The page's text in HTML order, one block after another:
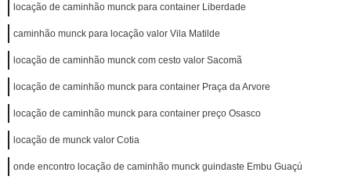
locação de caminhão munck para container Liberdade
caminhão munck para locação valor Vila Matilde
locação de caminhão munck com cesto valor Sacomã
locação de caminhão munck para container Praça da Arvore
locação de caminhão munck para container preço Osasco
locação de munck valor Cotia
onde encontro locação de caminhão munck guindaste Embu Guaçú